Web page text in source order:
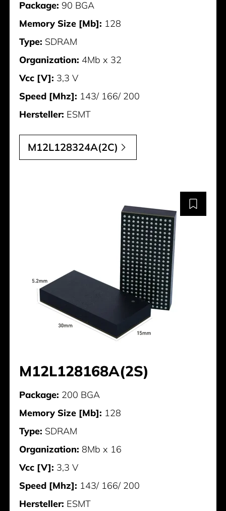
Package: 90 BGA
Memory Size [Mb]: 128
Type: SDRAM
Organization: 4Mb x 32
Vcc [V]: 3,3 V
Speed [Mhz]: 143/ 166/ 200
Hersteller: ESMT
M12L128324A(2C)
M12L128168A(2S)
Package: 200 BGA
Memory Size [Mb]: 128
Type: SDRAM
Organization: 8Mb x 16
Vcc [V]: 3,3 V
Speed [Mhz]: 143/ 166/ 200
Hersteller: ESMT